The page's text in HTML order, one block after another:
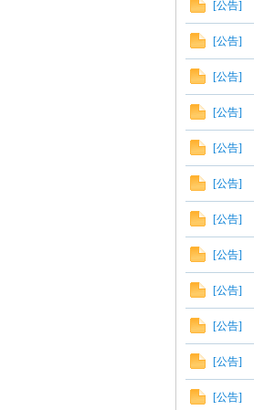
[公告]
[公告]
[公告]
[公告]
[公告]
[公告]
[公告]
[公告]
[公告]
[公告]
[公告]
[公告]